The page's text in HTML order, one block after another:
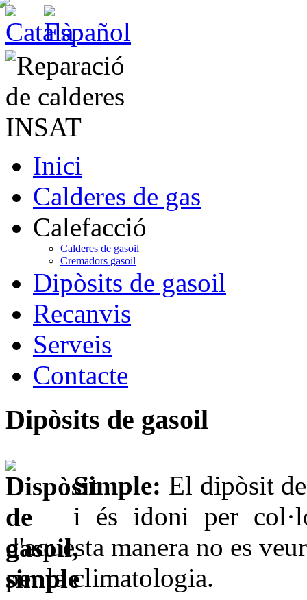
Inici
Calderes de gas
Calefacció
Calderes de gasoil
Cremadors gasoil
Dipòsits de gasoil
Recanvis
Serveis
Contacte
Dipòsits de gasoil
Simple: El dipòsit
i és idoni per
d'aquesta manera no es
per la climatologia.